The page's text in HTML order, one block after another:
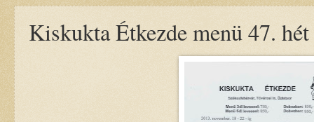
Kiskukta Étkezde menü 47. hét